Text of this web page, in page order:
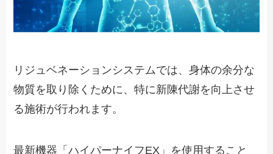
リジュベネーションシステムでは、身体の余分な
物質を取り除くために、特に新陳代謝を向上させ
る施術が行われます。
最新機器「ハイパーナイフEX」を使用すること